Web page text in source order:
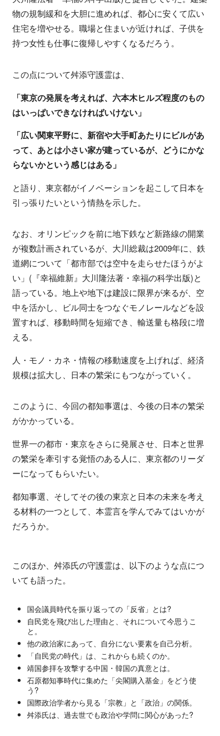
物の規制緩和を大胆に進めれば、都心に安くて広い
住宅を増やせる。職場と住まいが近ければ、子供を
持つ女性も仕事に復帰しやすくなるだろう。
この点について舛添守護霊は、
「東京の発展を考えれば、六本木ヒルズ程度のもの
はいっぱいできなければいけない」
「広い関東平野に、新宿や大手町あたりにビルがあ
って、あとは小さい家が建っているが、どうにかな
らないかという感じはある」
と語り、東京都がイノベーションを起こして日本を
引っ張りたいという情熱を示した。
なお、オリンピックを前に地下鉄など新路線の開業
が複数計画されているが、大川総裁は2009年に、鉄
道網について「都市部では空中を走らせたほうがよ
い」(『幸福維新』大川隆法著・幸福の科学出版)と
語っている。地上や地下は建設に限界が来るが、空
中を活かし、ビル同士をつなぐモノレールなどを設
置すれば、移動時間を短縮でき、輸送量も格段に増
える。
人・モノ・カネ・情報の移動速度を上げれば、経済
規模は拡大し、日本の繁栄にもつながっていく。
このように、今回の都知事選は、今後の日本の繁栄
がかかっている。
世界一の都市・東京をさらに発展させ、日本と世界
の繁栄を牽引する覚悟のある人に、東京都のリーダ
ーになってもらいたい。
都知事選、そしてその後の東京と日本の未来を考え
る材料の一つとして、本霊言を学んでみてはいかが
だろうか。
このほか、舛添氏の守護霊は、以下のような点につ
いても語った。
国会議員時代を振り返っての「反省」とは?
自民党を飛び出した理由と、それについて今思うこ
と。
他の政治家にあって、自分にない要素を自己分析。
「自民党の時代」は、これからも続くのか。
靖国参拝を攻撃する中国・韓国の真意とは。
石原都知事時代に集めた「尖閣購入基金」をどう使
う?
国際政治学者から見る「宗教」と「政治」の関係。
舛添氏は、過去世でも政治や学問に関心があった?